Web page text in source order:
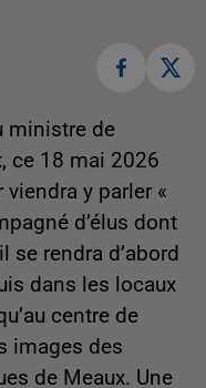
ministre de
ce 18 mai 2026
y parler «
d’élus dont
se rendra d’abord
dans les locaux
centre de
images des
de Meaux. Une